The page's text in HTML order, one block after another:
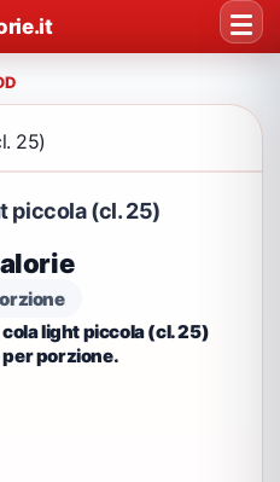
25)
piccola (cl. 25)
light piccola (cl. 25)
porzione.